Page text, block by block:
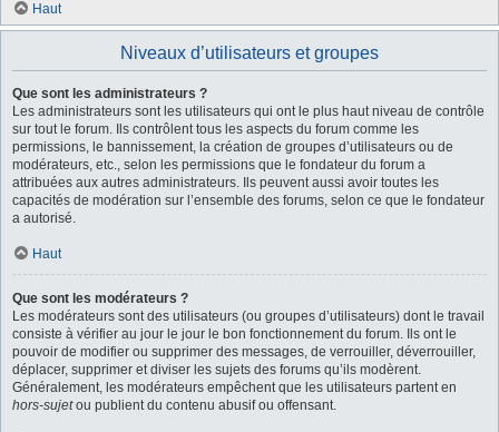
Haut
Niveaux d’utilisateurs et groupes
Que sont les administrateurs ?
Les administrateurs sont les utilisateurs qui ont le plus haut niveau de contrôle
sur tout le forum. Ils contrôlent tous les aspects du forum comme les
permissions, le bannissement, la création de groupes d’utilisateurs ou de
modérateurs, etc., selon les permissions que le fondateur du forum a
attribuées aux autres administrateurs. Ils peuvent aussi avoir toutes les
capacités de modération sur l’ensemble des forums, selon ce que le fondateur
a autorisé.
Haut
Que sont les modérateurs ?
Les modérateurs sont des utilisateurs (ou groupes d’utilisateurs) dont le travail
consiste à vérifier au jour le jour le bon fonctionnement du forum. Ils ont le
pouvoir de modifier ou supprimer des messages, de verrouiller, déverrouiller,
déplacer, supprimer et diviser les sujets des forums qu’ils modèrent.
Généralement, les modérateurs empêchent que les utilisateurs partent en
hors-sujetou publient du contenu abusif ou offensant.